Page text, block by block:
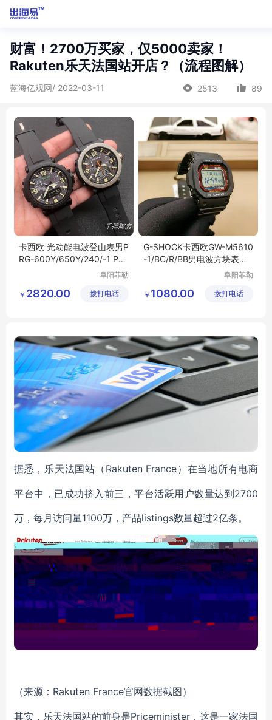
财富！2700万买家，仅5000卖家！
Rakuten乐天法国站开店？（流程图解）
蓝海亿观网/ 2022-03-11 2513 89
卡西欧 光动能电波登山表男P
RG-600Y/650Y/240/-1 PR
阜阳菲勒
公司
￥ 2820.00 拨打电话
G-SHOCK卡西欧GW-M5610
-1/BC/R/BB男电波方块表抬
阜阳菲勒
公司
￥ 1080.00 拨打电话
据悉，乐天法国站（ Rakuten France）在当地所有电商
平台中，已成功挤入前三，平台活跃用户数量达到2700
万，每月访问量1100万，产品listings数量超过2亿条。
（来源： Rakuten France官网数据截图）
其实，乐天法国站的前身是Priceminister，这是一家法国